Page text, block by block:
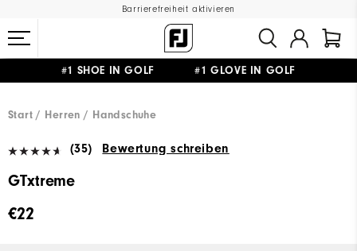
Barrierefreiheit aktivieren
#1 SHOE IN GOLF #1 GLOVE IN GOLF
Start
Herren Handschuhe
(35) Bewertung schreiben
GTxtreme
€22